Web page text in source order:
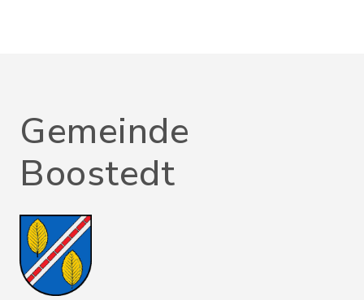
Gemeinde
Boostedt